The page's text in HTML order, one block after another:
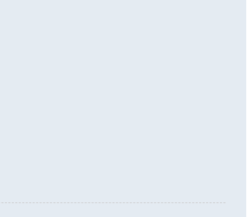
점에서 흘러간 선(先)비핵화만 되뇌는 것은
하기 위해 최선을 다할 것"이라고 말했다. 하
연 한반도의 평화와 안정에 플러스냐, 결론적
에서 정 장관이 언급한 '4자 회담'에 대해 "이상
억달러를 넘어섰다. 상품수입은 644억8000만
변기기(SSD)는 282.7% 증가했다. IT 품목
IT 품목도 ▲석유제품(47.5%) ▲화공품
료수지는 전월 흑자에서 4억4000만달러 적자
배당소득을 중심으로 32억7000만달러 흑자
전월 분기배당에 따른 기저효과로 배당지급이